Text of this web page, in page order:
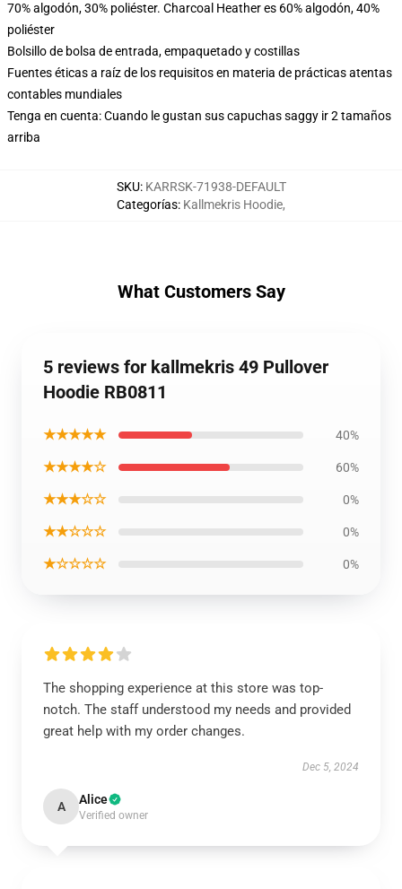
70% algodón, 30% poliéster. Charcoal Heather es 60% algodón, 40%
poliéster
Bolsillo de bolsa de entrada, empaquetado y costillas
Fuentes éticas a raíz de los requisitos en materia de prácticas atentas
contables mundiales
Tenga en cuenta: Cuando le gustan sus capuchas saggy ir 2 tamaños
arriba
SKU: KARRSK-71938-DEFAULT
Categorías: Kallmekris Hoodie,
What Customers Say
5 reviews for kallmekris 49 Pullover
Hoodie RB0811
★★★★★ 40%
★★★★☆ 60%
★★★☆☆ 0%
★★☆☆☆ 0%
★☆☆☆☆ 0%
The shopping experience at this store was top-
notch. The staff understood my needs and provided
great help with my order changes.
Dec 5, 2024
A Alice
Verified owner